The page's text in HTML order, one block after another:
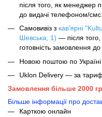
після того, як менеджер
до видачі телефоном/смс.
Самовивіз з кав'ярні
Шевська, 1) — після
готовність замовлення
Новою поштою по
Uklon Delivery — за
Замовлення більше 2000
Більше інформації про
Карткою онлайн